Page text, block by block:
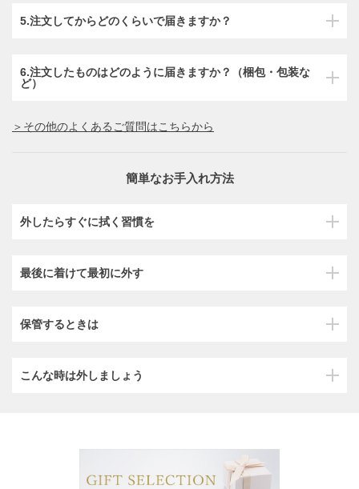
5.注文してからどのくらいで届きますか？
6.注文したものはどのように届きますか？（梱包・包装な
ど）
＞その他のよくあるご質問はこちらから
簡単なお手入れ方法
外したらすぐに拭く習慣を
最後に着けて最初に外す
保管するときは
こんな時は外しましょう